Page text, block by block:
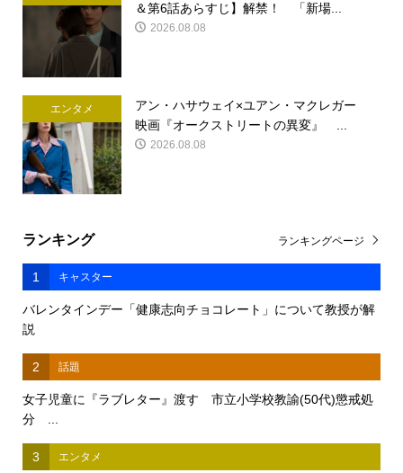
＆第6話あらすじ】解禁！ 「新場...
2026.08.08
エンタメ
アン・ハサウェイ×ユアン・マクレガー
映画『オークストリートの異変』 ...
2026.08.08
ランキング
1 キャスター
バレンタインデー「健康志向チョコレート」について教授が解
説
2 話題
女子児童に『ラブレター』渡す 市立小学校教諭(50代)懲戒処
分 ...
3 エンタメ
ランキングページ